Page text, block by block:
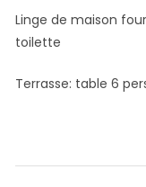
Linge de maison
toilette
Terrasse: table 6